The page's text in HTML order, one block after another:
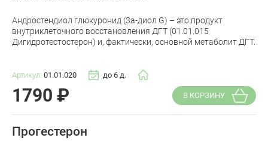
Андростендиол глюкуронид (3а-диол G) – это продукт
внутриклеточного восстановления ДГТ (01.01.015
Дигидротестостерон) и, фактически, основной метаболит ДГТ.
Артикул: 01.01.020 до 6 д.
1790 ₽ В КОРЗИНУ
Прогестерон